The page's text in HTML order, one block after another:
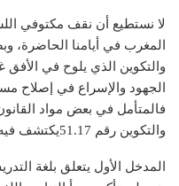
لا نستطيع أن نقف مكتوفي
المغرب في أيامنا الحاضرة،
والتكوين الذي يلوح في الأفق
الجهود والإسراع في إصلاح
فالمتأمل في بعض مواد
والتكوين رقم 51.17يكتشف فيه مستقبلا غامضا لا يبعث على الرضا.
المدخل الأول يتعلق بلغة